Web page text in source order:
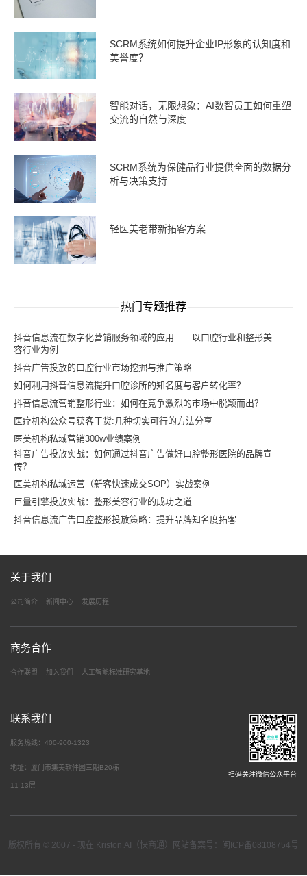
SCRM系统如何提升企业IP形象的认知度和
美誉度？
智能对话，无限想象：AI数智员工如何重塑
交流的自然与深度
SCRM系统为保健品行业提供全面的数据分
析与决策支持
轻医美老带新拓客方案
热门专题推荐
抖音信息流在数字化营销服务领域的应用——以口腔行业和整形美
容行业为例
抖音广告投放的口腔行业市场挖掘与推广策略
如何利用抖音信息流提升口腔诊所的知名度与客户转化率？
抖音信息流营销整形行业：如何在竞争激烈的市场中脱颖而出？
医疗机构公众号获客干货:几种切实可行的方法分享
医美机构私域营销300w业绩案例
抖音广告投放实战：如何通过抖音广告做好口腔整形医院的品牌宣
传？
医美机构私域运营（新客快速成交SOP）实战案例
巨量引擎投放实战：整形美容行业的成功之道
抖音信息流广告口腔整形投放策略：提升品牌知名度拓客
关于我们
公司简介 新闻中心 发展历程
商务合作
合作联盟 加入我们 人工智能标准研究基地
联系我们
服务热线：400-900-1323
地址：厦门市集美软件园三期B20栋
11-13层
扫码关注微信公众平台
版权所有 © 2007 - 现在 Kriston.AI（快商通）网站备案号：闽ICP备08108754号